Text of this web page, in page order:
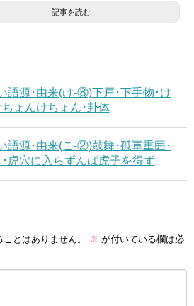
記事を読む
語源･由来(け-⑧)下戸･下手物･け
ょんけちょん･卦体
語源･由来(こ-②)鼓舞･孤軍重囲･
虎穴に入らずんば虎子を得ず
とはありません。 ※ が付いている欄は必